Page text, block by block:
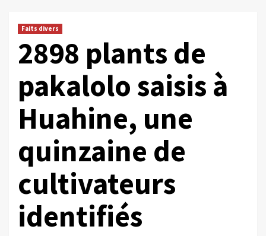
Faits divers
2898 plants de
pakalolo saisis à
Huahine, une
quinzaine de
cultivateurs
identifiés